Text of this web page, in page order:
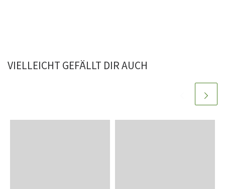
VIELLEICHT GEFÄLLT DIR AUCH